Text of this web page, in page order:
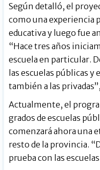
Según detalló, el
como una experiencia
educativa y luego fue
“Hace tres años
escuela en particular.
las escuelas públicas y
también a las
Actualmente, el
grados de escuelas
comenzará ahora una
resto de la provincia.
prueba con las